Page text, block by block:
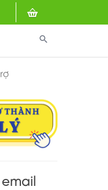
search